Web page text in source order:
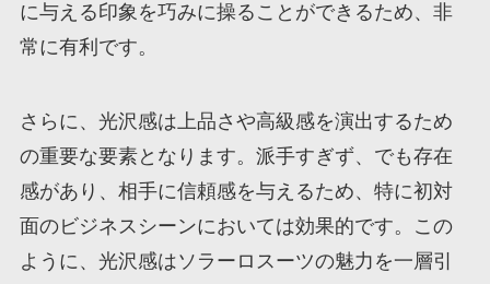
に与える印象を巧みに操ることができるため、非
常に有利です。
さらに、光沢感は上品さや高級感を演出するため
の重要な要素となります。派手すぎず、でも存在
感があり、相手に信頼感を与えるため、特に初対
面のビジネスシーンにおいては効果的です。この
ように、光沢感はソラーロスーツの魅力を一層引